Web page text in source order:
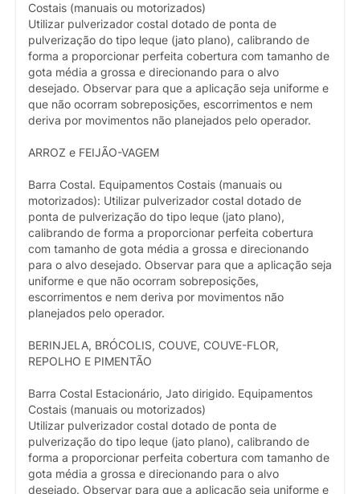
Costais (manuais ou motorizados)
Utilizar pulverizador costal dotado de ponta de
pulverização do tipo leque (jato plano), calibrando de
forma a proporcionar perfeita cobertura com tamanho de
gota média a grossa e direcionando para o alvo
desejado. Observar para que a aplicação seja uniforme e
que não ocorram sobreposições, escorrimentos e nem
deriva por movimentos não planejados pelo operador.
ARROZ e FEIJÃO-VAGEM
Barra Costal. Equipamentos Costais (manuais ou
motorizados): Utilizar pulverizador costal dotado de
ponta de pulverização do tipo leque (jato plano),
calibrando de forma a proporcionar perfeita cobertura
com tamanho de gota média a grossa e direcionando
para o alvo desejado. Observar para que a aplicação seja
uniforme e que não ocorram sobreposições,
escorrimentos e nem deriva por movimentos não
planejados pelo operador.
BERINJELA, BRÓCOLIS, COUVE, COUVE-FLOR,
REPOLHO E PIMENTÃO
Barra Costal Estacionário, Jato dirigido. Equipamentos
Costais (manuais ou motorizados)
Utilizar pulverizador costal dotado de ponta de
pulverização do tipo leque (jato plano), calibrando de
forma a proporcionar perfeita cobertura com tamanho de
gota média a grossa e direcionando para o alvo
desejado. Observar para que a aplicação seja uniforme e